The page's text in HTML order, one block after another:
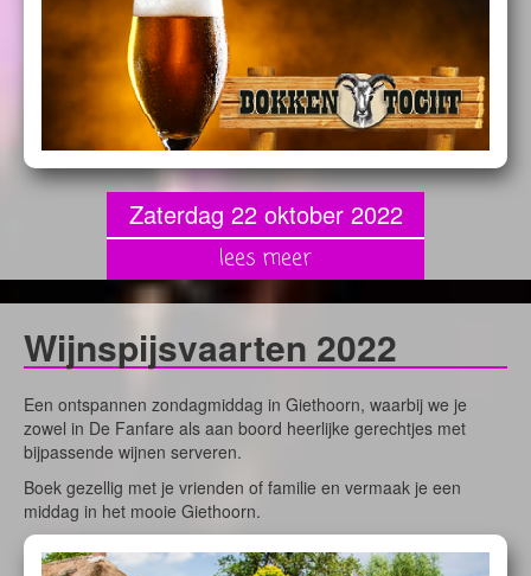
Zaterdag 22 oktober 2022
lees meer
Wijnspijsvaarten 2022
Een ontspannen zondagmiddag in Giethoorn, waarbij we je
zowel in De Fanfare als aan boord heerlijke gerechtjes met
bijpassende wijnen serveren.
Boek gezellig met je vrienden of familie en vermaak je een
middag in het mooie Giethoorn.